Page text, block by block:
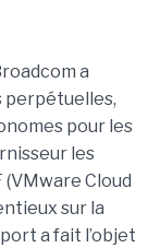
a
perpétuelles,
pour les
les
Cloud
sur la
a fait l’objet